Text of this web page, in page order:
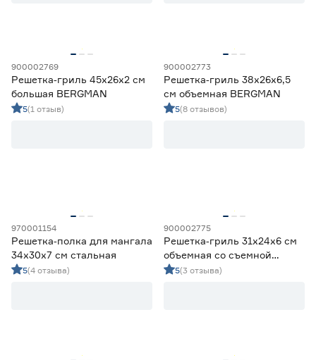
BERGMAN
FinFire
FORESTER
Ещё 2
900002769
Решетка‑гриль 45x26х2 см
большая BERGMAN
5(1 отзыв)
900002773
Решетка‑гриль 38x26x6,5
см объемная BERGMAN
5(8 отзывов)
970001154
Решетка‑полка для мангала
34х30х7 см стальная
5(4 отзыва)
900002775
Решетка‑гриль 31x24x6 см
объемная со съемной
ручкой BERGMAN
5(3 отзыва)